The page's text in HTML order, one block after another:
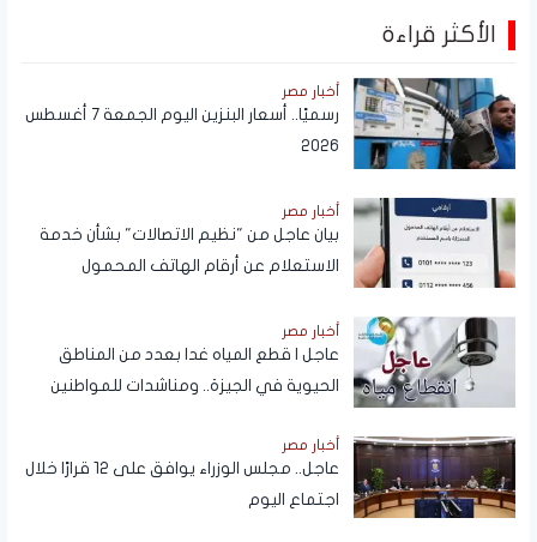
الأكثر قراءة
أخبار مصر
رسميًا.. أسعار البنزين اليوم الجمعة 7 أغسطس
2026
أخبار مصر
بيان عاجل من "نظيم الاتصالات" بشأن خدمة
الاستعلام عن أرقام الهاتف المحمول
NTRA
أخبار مصر
عاجل | قطع المياه غدا بعدد من المناطق
الحيوية في الجيزة.. ومناشدات للمواطنين
أخبار مصر
عاجل.. مجلس الوزراء يوافق على 12 قرارًا خلال
اجتماع اليوم